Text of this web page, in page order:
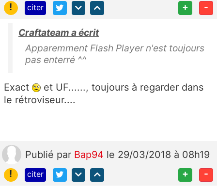
!
citer + -
Craftateam a écrit
Apparemment Flash Player n'est toujours
pas enterré ^^
Exact
et UF......, toujours à regarder dans
le rétroviseur....
Publié par Bap94 le 29/03/2018 à 08h19
!
citer + -